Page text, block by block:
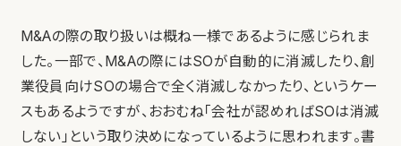
M&Aの際の取り扱いは概ね一様であるように感じられま
した。一部で、M&Aの際にはSOが自動的に消滅したり、創
業役員向けSOの場合で全く消滅しなかったり、というケー
スもあるようですが、おおむね「会社が認めればSOは消滅
しない」という取り決めになっているように思われます。書